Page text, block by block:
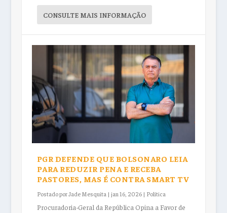
CONSULTE MAIS INFORMAÇÃO
PGR DEFENDE QUE BOLSONARO LEIA
PARA REDUZIR PENA E RECEBA
PASTORES, MAS É CONTRA SMART TV
Postado porJade Mesquita | jan 16, 2026| Política
Procuradoria-Geral da República Opina a Favor de